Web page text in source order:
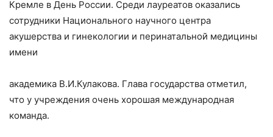
Кремле в День России. Среди лауреатов оказались
сотрудники Национального научного центра
акушерства и гинекологии и перинатальной медицины
имени
академика В.И.Кулакова. Глава государства отметил,
что у учреждения очень хорошая международная
команда.